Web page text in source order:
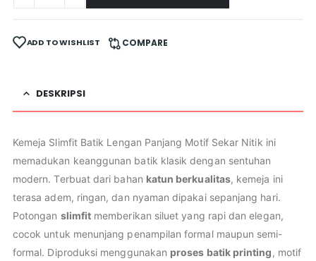
ADD TO WISHLIST COMPARE
DESKRIPSI
Kemeja Slimfit Batik Lengan Panjang Motif Sekar Nitik ini
memadukan keanggunan batik klasik dengan sentuhan
modern. Terbuat dari bahan katun berkualitas, kemeja ini
terasa adem, ringan, dan nyaman dipakai sepanjang hari.
Potongan slimfit memberikan siluet yang rapi dan elegan,
cocok untuk menunjang penampilan formal maupun semi-
formal. Diproduksi menggunakan proses batik printing, motif